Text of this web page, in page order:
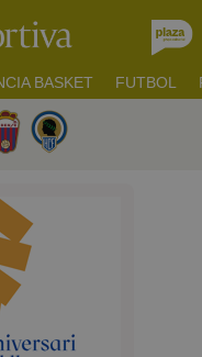
BASKET FUTBOL